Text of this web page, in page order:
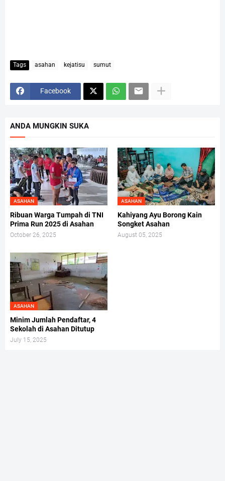
Tags asahan kejatisu sumut
Facebook
ANDA MUNGKIN SUKA
ASAHAN
Ribuan Warga Tumpah di TNI
Prima Run 2025 di Asahan
October 26, 2025
ASAHAN
Kahiyang Ayu Borong Kain
Songket Asahan
August 05, 2025
ASAHAN
Minim Jumlah Pendaftar, 4
Sekolah di Asahan Ditutup
July 15, 2025